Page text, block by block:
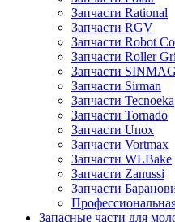
Запчасти Rational
Запчасти RGV
Запчасти Robot
Запчасти Roller
Запчасти SINMAG
Запчасти Sirman
Запчасти Tecnoeka
Запчасти Tornado
Запчасти Unox
Запчасти Vortmax
Запчасти WLBake
Запчасти Zanussi
Запчасти
Запасные части для